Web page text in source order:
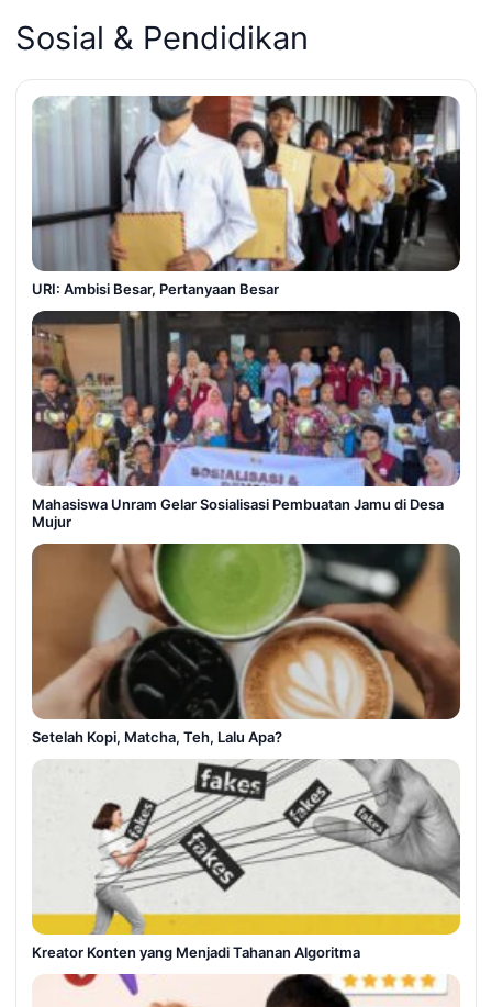
Sosial & Pendidikan
URI: Ambisi Besar, Pertanyaan Besar
Mahasiswa Unram Gelar Sosialisasi Pembuatan Jamu di Desa
Mujur
Setelah Kopi, Matcha, Teh, Lalu Apa?
Kreator Konten yang Menjadi Tahanan Algoritma